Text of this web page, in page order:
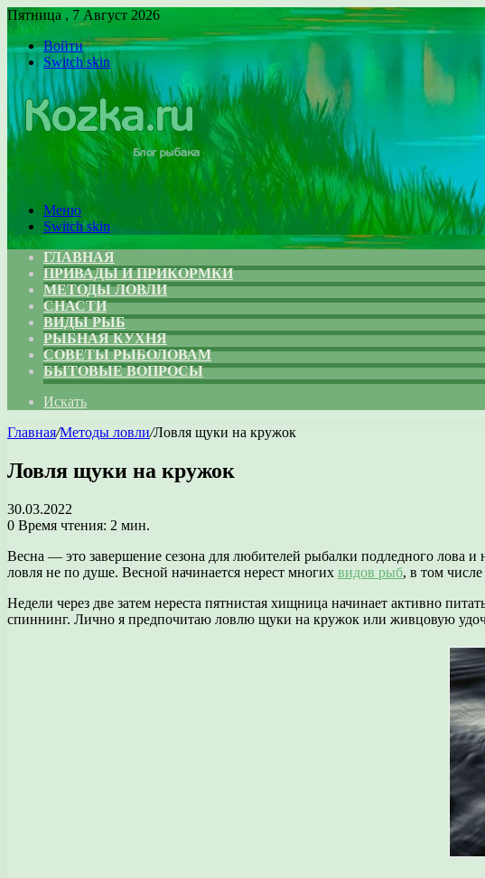
Пятница , 7 Август 2026
Войти
Switch skin
Меню
Switch skin
ГЛАВНАЯ
ПРИВАДЫ И ПРИКОРМКИ
МЕТОДЫ ЛОВЛИ
СНАСТИ
ВИДЫ РЫБ
РЫБНАЯ КУХНЯ
СОВЕТЫ РЫБОЛОВАМ
БЫТОВЫЕ ВОПРОСЫ
Искать
Главная/Методы ловли/Ловля щуки на кружок
Ловля щуки на кружок
30.03.2022
0 Время чтения: 2 мин.
Весна — это завершение сезона для любителей рыбалки подледного лова
ловля не по душе. Весной начинается нерест многих видов рыб, в том
Недели через две затем нереста пятнистая хищница начинает активно
спиннинг. Лично я предпочитаю ловлю щуки на кружок или живцовую